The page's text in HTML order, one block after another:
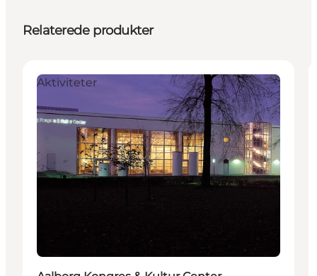
Relaterede produkter
Aktiviteter